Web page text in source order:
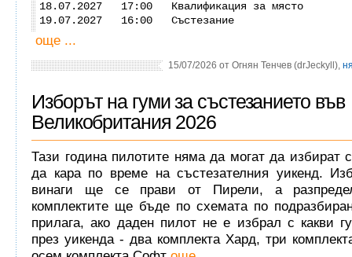
18.07.2027 17:00 Квалификация за място
19.07.2027 16:00 Състезание
още ...
15/07/2026 от Огнян Тенчев (drJeckyll),
Изборът на гуми за състезанието във
Великобритания 2026
Тази година пилотите няма да могат да избират
да кара по време на състезателния уикенд.
винаги ще се прави от Пирели, а
комплектите ще бъде по схемата по
прилага, ако даден пилот не е избрал с какви
през уикенда - два комплекта Хард, три